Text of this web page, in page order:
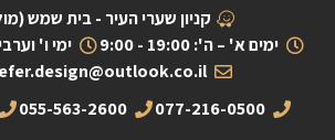
קניון שערי העיר - בית שמש
ימים א' – ה': 19:00 - 9:00
ימי ו' וערבי חג:
077-216-0500
055-563-2600